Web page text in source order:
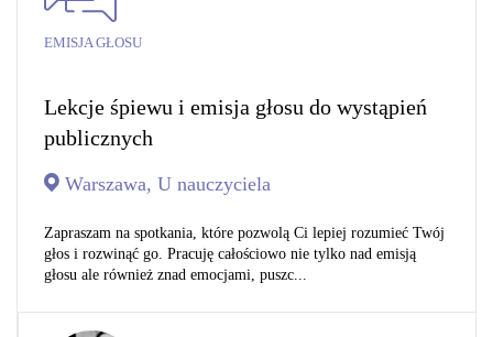
EMISJA GŁOSU
Lekcje śpiewu i emisja głosu do wystąpień
publicznych
Warszawa, U nauczyciela
Zapraszam na spotkania, które pozwolą Ci lepiej rozumieć Twój
głos i rozwinąć go. Pracuję całościowo nie tylko nad emisją
głosu ale również znad emocjami, puszc...